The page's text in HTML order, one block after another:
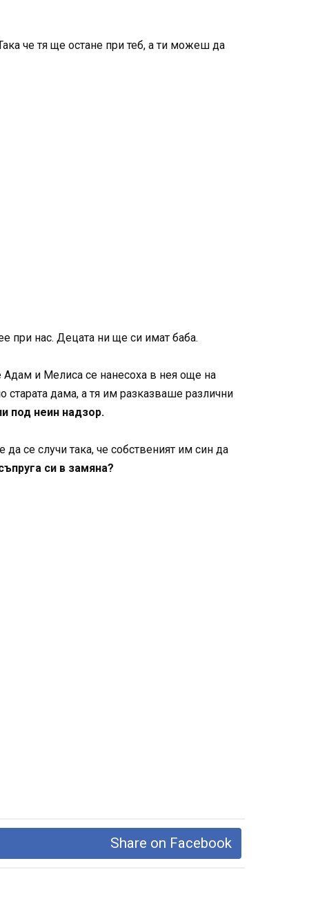
че тя ще остане при теб, а ти можеш да
при нас. Децата ни ще си имат баба.
Адам и Мелиса се нанесоха в нея още на
старата дама, а тя им разказваше различни
под неин надзор.
се случи така, че собственият им син да
си в замяна?
Share on Facebook